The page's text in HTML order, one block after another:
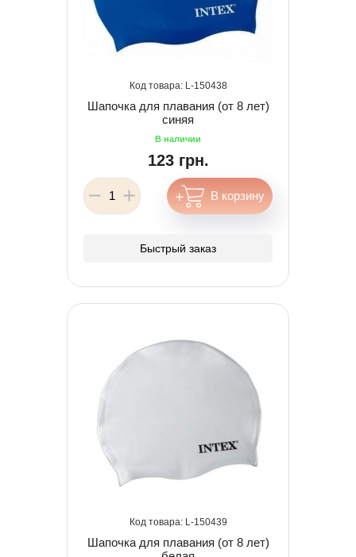
150438
Шапочка для плавания (от 8 лет)
синяя
123 грн.
Быстрый заказ
150439
Шапочка для плавания (от 8 лет)